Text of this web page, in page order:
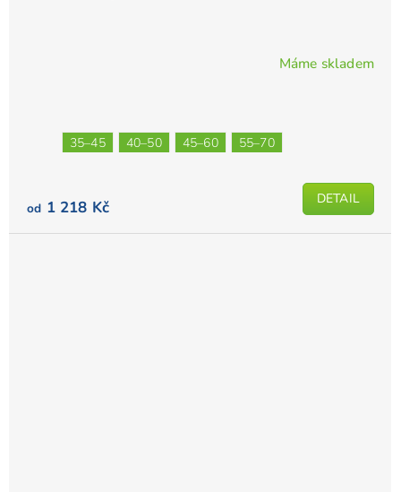
Máme skladem
od 1 218 Kč DETAIL
35–45 40–50 45–60 55–70